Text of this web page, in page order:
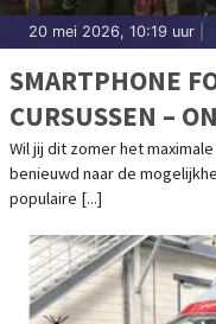
20 mei 2026, 10:19 uur
SMARTPHONE
CURSUSSEN –
POTENTIEEL!
Wil jij dit zomer het
benieuwd naar de
populaire [...]